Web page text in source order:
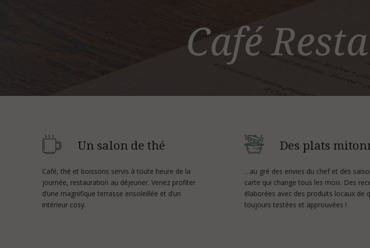
Café
Un salon de thé
Café, thé et boissons servis à toute heure de la
journée, restauration au déjeuner. Venez profiter
d’une magnifique terrasse ensoleillée et d’un
intérieur cosy.
Des plats
…au gré des envies du chef et des
carte qui change tous les mois. Des
élaborées avec des produits locaux de
toujours testées et approuvées !